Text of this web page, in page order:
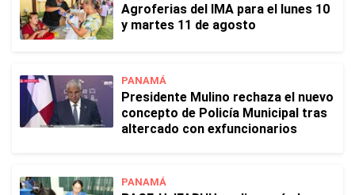
Agroferias del IMA para el lunes 10
y martes 11 de agosto
PANAMÁ
Presidente Mulino rechaza el nuevo
concepto de Policía Municipal tras
altercado con exfuncionarios
PANAMÁ